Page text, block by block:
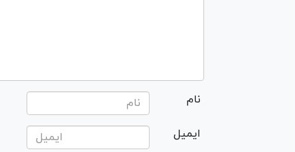
نام
ایمیل